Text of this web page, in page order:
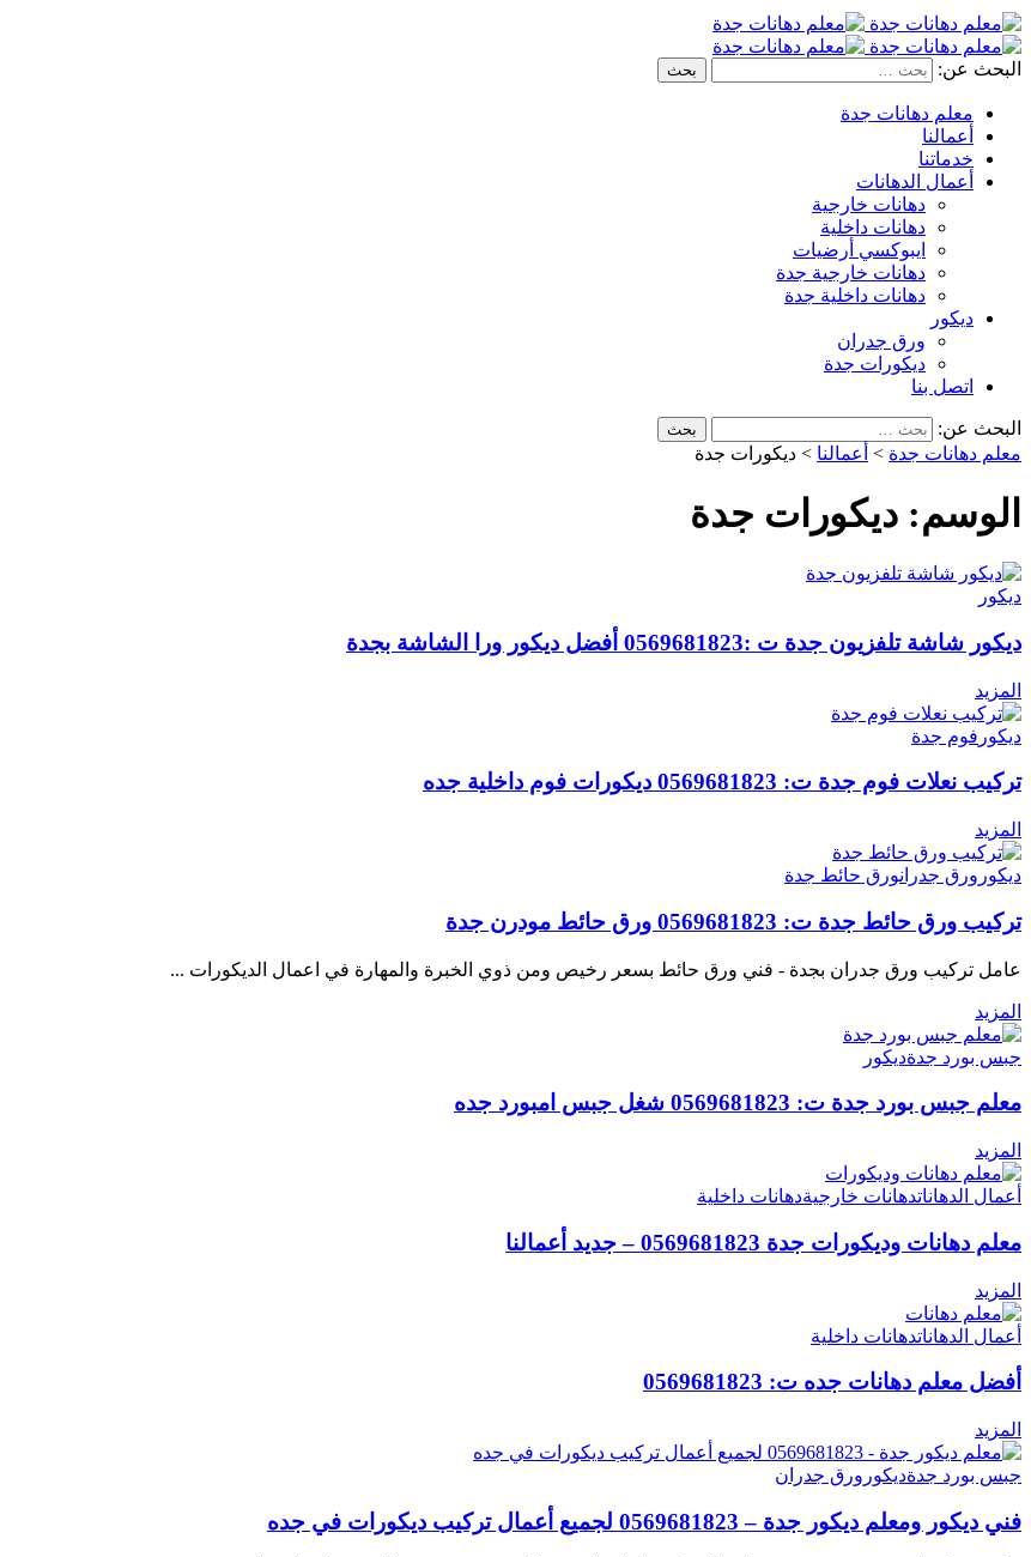
البحث عن:
معلم دهانات جدة
أعمالنا
خدماتنا
أعمال الدهانات
دهانات خارجية
دهانات داخلية
ايبوكسي أرضيات
دهانات خارجية جدة
دهانات داخلية جدة
ديكور
ورق جدران
ديكورات جدة
اتصل بنا
البحث عن:
معلم دهانات جدة > أعمالنا > ديكورات جدة
الوسم: ديكورات جدة
ديكور
ديكور شاشة تلفزيون جدة ت :0569681823 أفضل ديكور ورا الشاشة بجدة
المزيد
ديكور فوم جدة
تركيب نعلات فوم جدة ت: 0569681823 ديكورات فوم داخلية جده
المزيد
ديكور ورق جدرانورق حائط جدة
تركيب ورق حائط جدة ت: 0569681823 ورق حائط مودرن جدة
عامل تركيب ورق جدران بجدة - فني ورق حائط بسعر رخيص ومن ذوي الخبرة والمهارة في اعمال الديكورات ...
المزيد
جبس بورد جدةديكور
معلم جبس بورد جدة ت: 0569681823 شغل جبس امبورد جده
المزيد
أعمال الدهاناتدهانات خارجيةدهانات داخلية
معلم دهانات وديكورات جدة 0569681823 – جديد أعمالنا
المزيد
أعمال الدهاناتدهانات داخلية
أفضل معلم دهانات جده ت: 0569681823
المزيد
جبس بورد جدةديكور ورق جدران
فني ديكور ومعلم ديكور جدة – 0569681823 لجميع أعمال تركيب ديكورات في جده